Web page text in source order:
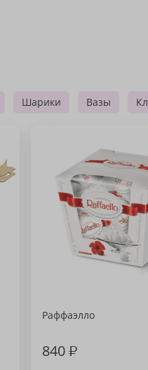
Шарики Вазы
Раффаэлло
840₽